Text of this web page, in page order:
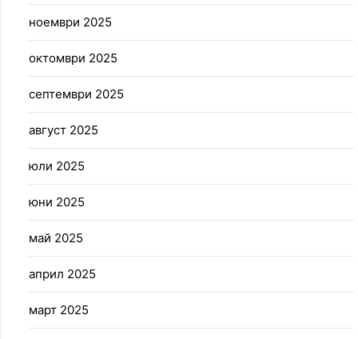
ноември 2025
октомври 2025
септември 2025
август 2025
юли 2025
юни 2025
май 2025
април 2025
март 2025